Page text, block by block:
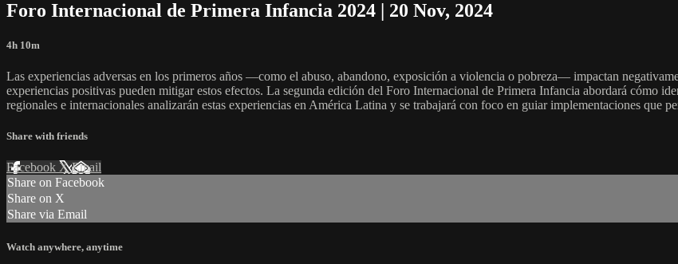
Foro Internacional de Primera Infancia 2024 | 20 Nov, 2024
4h 10m
Las experiencias adversas en los primeros años —como el abuso, abandono, exposición a violencia o pobreza— impactan
experiencias positivas pueden mitigar estos efectos. La segunda edición del Foro Internacional de Primera Infancia abordará cómo
regionales e internacionales analizarán estas experiencias en América Latina y se trabajará con foco en guiar implementaciones que
Share with friends
Facebook XEmail
Share on Facebook
Share on X
Share via Email
Watch anywhere, anytime